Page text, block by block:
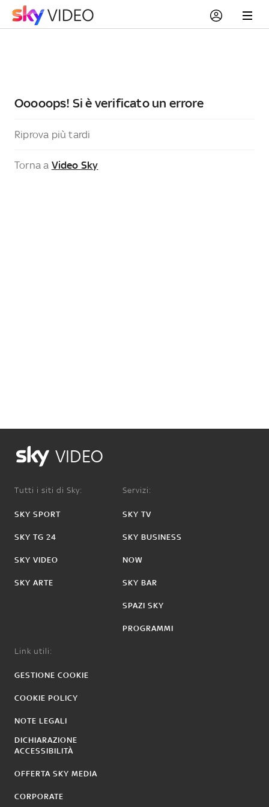
Ooooops! Si è verificato un errore
Riprova più tardi
Torna a Video Sky
VIDEO
Tutti i siti di Sky:
SKY SPORT
SKY TG 24
SKY VIDEO
SKY ARTE
Servizi:
SKY TV
SKY BUSINESS
NOW
SKY BAR
SPAZI SKY
PROGRAMMI
Link utili:
GESTIONE COOKIE
COOKIE POLICY
NOTE LEGALI
DICHIARAZIONE
ACCESSIBILITÀ
OFFERTA SKY MEDIA
CORPORATE